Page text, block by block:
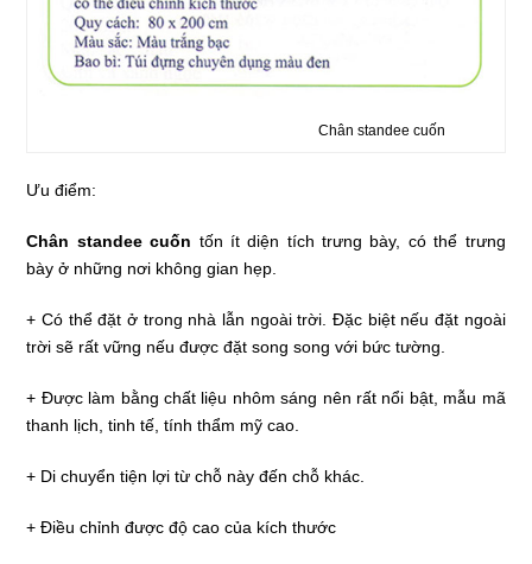
Chân standee cuốn
Ưu điểm:
Chân standee cuốn tốn ít diện tích trưng bày, có thể trưng
bày ở những nơi không gian hẹp.
+ Có thể đặt ở trong nhà lẫn ngoài trời. Đặc biệt nếu đặt ngoài
trời sẽ rất vững nếu được đặt song song với bức tường.
+ Được làm bằng chất liệu nhôm sáng nên rất nổi bật, mẫu mã
thanh lịch, tinh tế, tính thẩm mỹ cao.
+ Di chuyển tiện lợi từ chỗ này đến chỗ khác.
+ Điều chỉnh được độ cao của kích thước